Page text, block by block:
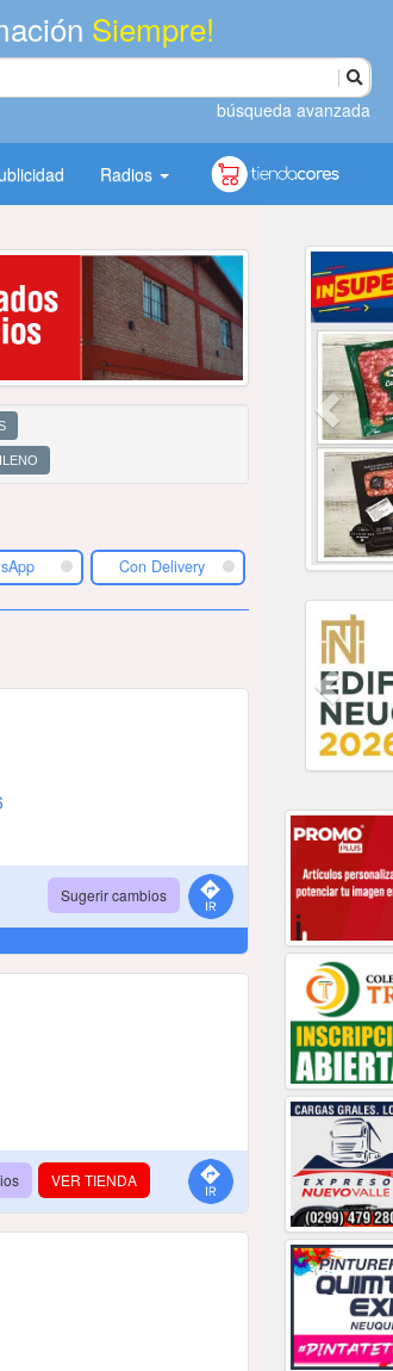
Siempre!
búsqueda avanzada
Radios
Con Delivery
Sugerir cambios
VER TIENDA